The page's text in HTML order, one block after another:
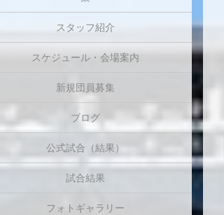
スタッフ紹介
スケジュール・会場案内
新規団員募集
ブログ
公式試合（結果）
試合結果
フォトギャラリー